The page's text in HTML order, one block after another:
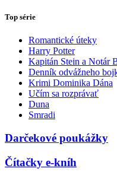
Top série
Romantické úteky
Harry Potter
Kapitán Stein a Notár
Denník odvážneho
Krimi Dominika Dána
Učím sa rozprávať
Duna
Smradi
Darčekové poukážky
Čítačky e-kníh